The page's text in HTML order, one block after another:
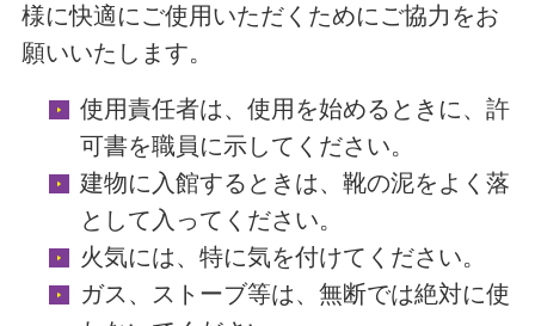
様に快適にご使用いただくためにご協力をお
願いいたします。
使用責任者は、使用を始めるときに、許
可書を職員に示してください。
建物に入館するときは、靴の泥をよく落
として入ってください。
火気には、特に気を付けてください。
ガス、ストーブ等は、無断では絶対に使